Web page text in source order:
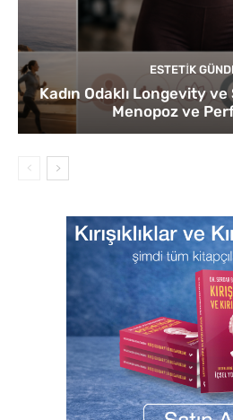
ESTETIK
Kadın Odaklı Longevity
Menopoz ve